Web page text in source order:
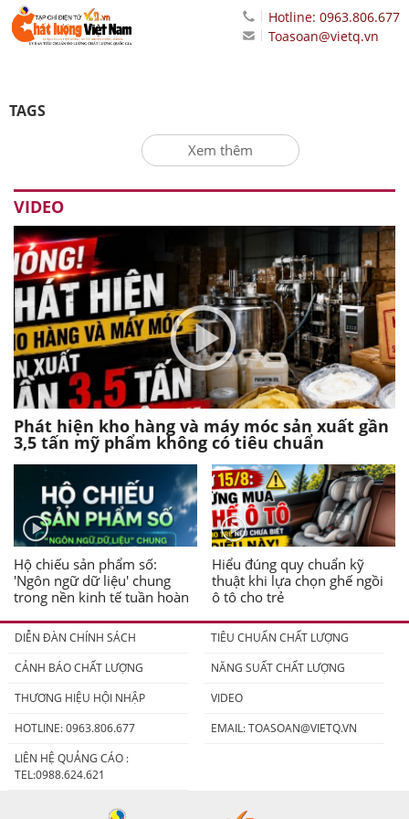
Hotline: 0963.806.677
Toasoan@vietq.vn
TAGS
Xem thêm
VIDEO
Phát hiện kho hàng và máy móc sản xuất gần
3,5 tấn mỹ phẩm không có tiêu chuẩn
Hộ chiếu sản phẩm số:
'Ngôn ngữ dữ liệu' chung
trong nền kinh tế tuần hoàn
Hiểu đúng quy chuẩn kỹ
thuật khi lựa chọn ghế ngồi
ô tô cho trẻ
DIỄN ĐÀN CHÍNH SÁCH
TIÊU CHUẨN CHẤT LƯỢNG
CẢNH BÁO CHẤT LƯỢNG
NĂNG SUẤT CHẤT LƯỢNG
THƯƠNG HIỆU HỘI NHẬP
VIDEO
HOTLINE: 0963.806.677
EMAIL:TOASOAN@VIETQ.VN
LIÊN HỆ QUẢNG CÁO :
TEL:0988.624.621